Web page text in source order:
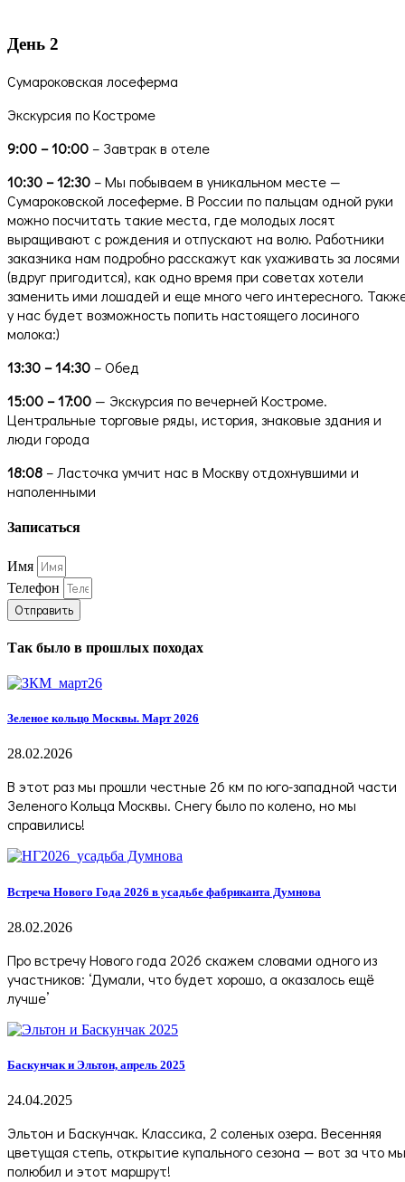
День 2
Сумароковская лосеферма
Экскурсия по Костроме
9:00 – 10:00– Завтрак в отеле
10:30 – 12:30– Мы побываем в уникальном месте —
Сумароковской лосеферме. В России по пальцам одной руки
можно посчитать такие места, где молодых лосят
выращивают с рождения и отпускают на волю. Работники
заказника нам подробно расскажут как ухаживать за лосями
(вдруг пригодится), как одно время при советах хотели
заменить ими лошадей и еще много чего интересного.
у нас будет возможность попить настоящего лосиного
молока:)
13:30 – 14:30–Обед
15:00 – 17:00— Экскурсия по вечерней Костроме.
Центральные торговые ряды, история, знаковые здания и
люди города
18:08– Ласточка умчит нас в Москву отдохнувшими и
наполенными
Записаться
Имя
Телефон
Отправить
Так было в прошлых походах
Зеленое кольцо Москвы. Март 2026
28.02.2026
В этот раз мы прошли честные 26 км по юго-западной части
Зеленого Кольца Москвы. Снегу было по колено, но мы
справились!
Встреча Нового Года 2026 в усадьбе фабриканта Думнова
28.02.2026
Про встречу Нового года 2026 скажем словами одного из
участников: ‘Думали, что будет хорошо, а оказалось ещё
лучше’
Баскунчак и Эльтон, апрель 2025
24.04.2025
Эльтон и Баскунчак. Классика, 2 соленых озера. Весенняя
цветущая степь, открытие купального сезона — вот за что мы
полюбил и этот маршрут!